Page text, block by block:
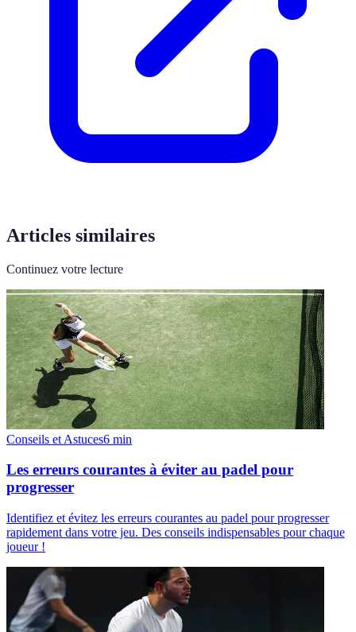
Articles similaires
Continuez votre lecture
Conseils et Astuces6 min
Les erreurs courantes à éviter au padel pour
progresser
Identifiez et évitez les erreurs courantes au padel pour progresser
rapidement dans votre jeu. Des conseils indispensables pour chaque
joueur !